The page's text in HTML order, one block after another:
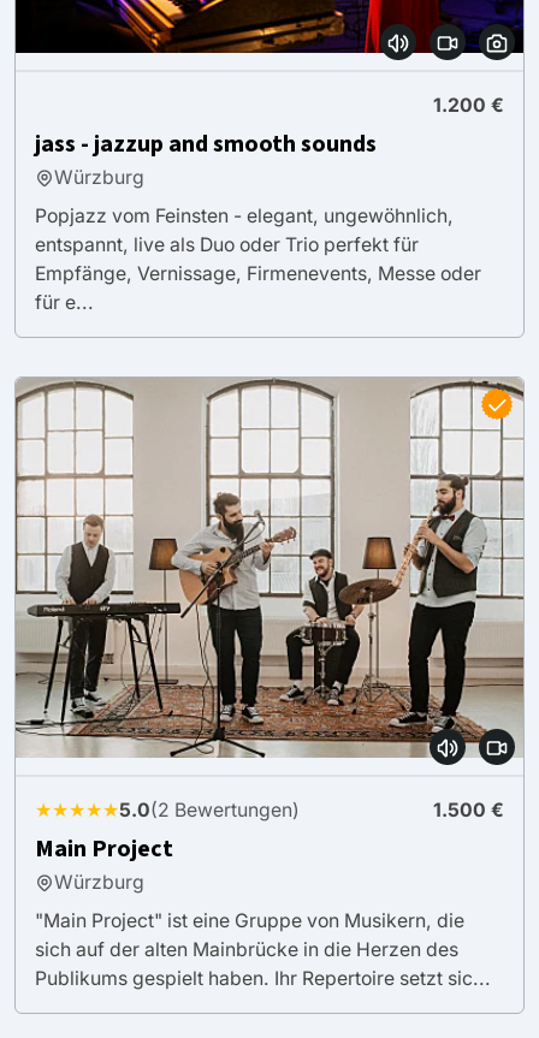
1.200 €
jass - jazzup and smooth sounds
Würzburg
Popjazz vom Feinsten - elegant, ungewöhnlich,
entspannt, live als Duo oder Trio perfekt für
Empfänge, Vernissage, Firmenevents, Messe oder
für e...
★★★★★5.0(2 Bewertungen) 1.500 €
Main Project
Würzburg
"Main Project" ist eine Gruppe von Musikern, die
sich auf der alten Mainbrücke in die Herzen des
Publikums gespielt haben. Ihr Repertoire setzt sic...